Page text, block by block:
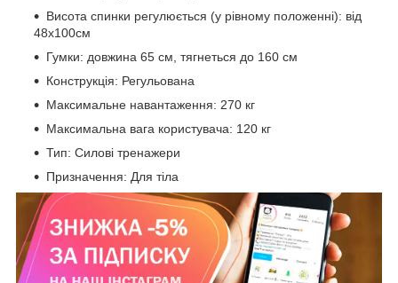
Висота спинки регулюється (у рівному положенні): від
48х100см
Гумки: довжина 65 см, тягнеться до 160 см
Конструкція: Регульована
Максимальне навантаження: 270 кг
Максимальна вага користувача: 120 кг
Тип: Силові тренажери
Призначення: Для тіла